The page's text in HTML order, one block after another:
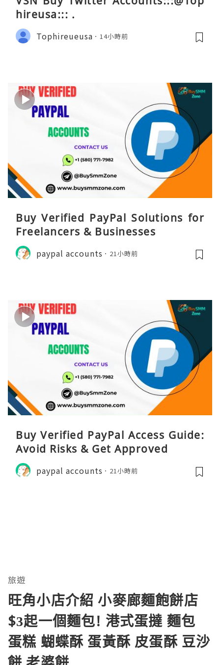
hireusa::: .
Tophireueusa 14小時前
Buy Verified PayPal Solutions for
Freelancers & Businesses
paypal accounts 21小時前
Buy Verified PayPal Access Guide:
Avoid Risks & Get Approved
paypal accounts 21小時前
旅遊
旺角小店介紹 小麥廊麵飽餅店
$3起一個麵包! 港式蛋撻 麵包
蛋糕 蝴蝶酥 蛋黃酥 皮蛋酥 豆沙